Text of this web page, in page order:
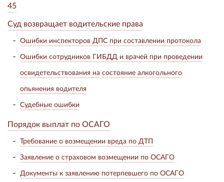
45
Суд возвращает водительские права
Ошибки инспекторов ДПС при составлении протокола
Ошибки сотрудников ГИБДД и врачей при проведении
освидетельствования на состояние алкогольного
опьянения водителя
Судебные ошибки
Порядок выплат по ОСАГО
Требование о возмещении вреда по ДТП
Заявление о страховом возмещении по ОСАГО
Документы к заявлению потерпевшего по ОСАГО